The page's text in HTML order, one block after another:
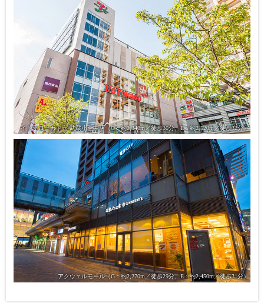
イトーヨーカドー 武蔵小金井店（G：約2,340m／徒歩30分、E：約2,520m／徒歩32分）
アクウェルモール（G：約2,270m／徒歩29分、E：約2,450m／徒歩31分）